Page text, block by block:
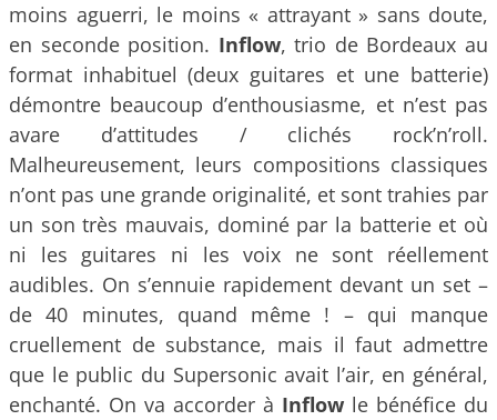
moins aguerri, le moins « attrayant » sans doute,
en seconde position. Inflow, trio de Bordeaux au
format inhabituel (deux guitares et une batterie)
démontre beaucoup d’enthousiasme, et n’est pas
avare d’attitudes / clichés rock’n’roll.
Malheureusement, leurs compositions classiques
n’ont pas une grande originalité, et sont trahies par
un son très mauvais, dominé par la batterie et où
ni les guitares ni les voix ne sont réellement
audibles. On s’ennuie rapidement devant un set –
de 40 minutes, quand même ! – qui manque
cruellement de substance, mais il faut admettre
que le public du Supersonic avait l’air, en général,
enchanté. On va accorder à Inflow le bénéfice du